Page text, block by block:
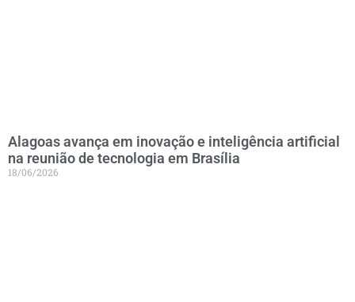
Alagoas avança em inovação e inteligência artificial
na reunião de tecnologia em Brasília
18/06/2026